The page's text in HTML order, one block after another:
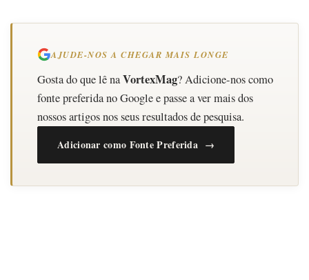
AJUDE-NOS A CHEGAR MAIS LONGE
Gosta do que lê naVortexMag? Adicione-nos como
fonte preferida no Google e passe a ver mais dos
nossos artigos nos seus resultados de pesquisa.
Adicionar como Fonte Preferida →